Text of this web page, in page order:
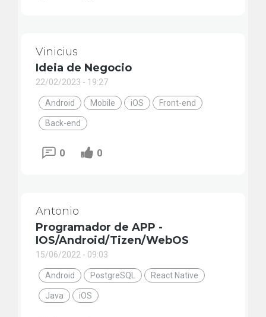
Vinicius
Ideia de Negocio
22/02/2023 - 19:27
Android Mobile iOS Front-end
Back-end
0 0
Antonio
Programador de APP -
IOS/Android/Tizen/WebOS
15/06/2022 - 09:03
Android PostgreSQL React Native
Java iOS